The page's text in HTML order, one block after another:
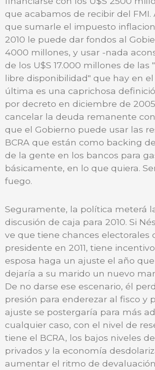
que acabamos de recibir del FMI.
que sumarle el impuesto
2010 le puede dar fondos al
4000 millones, y usar -nada
de los U$S 17.000 millones de las
libre disponibilidad" que hay en el
última es una caprichosa
por decreto en diciembre de
cancelar la deuda remanente
que el Gobierno puede usar las
BCRA que están como backing
de la gente en los bancos para
básicamente, en lo que quiera.
fuego.
Seguramente, la política meterá
discusión de caja para 2010. Si
ve que tiene chances electorales
presidente en 2011, tiene
esposa haga un ajuste el año que
dejaría a su marido un nuevo
De no darse ese escenario, él
presión para enderezar al fisco y
ajuste se postergaría para más
cualquier caso, con el nivel de
tiene el BCRA, los bajos niveles
privados y la economía
aumentar el ritmo de